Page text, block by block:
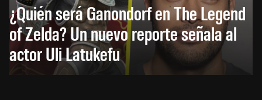
¿Quién será Ganondorf en The Legend
of Zelda? Un nuevo reporte señala al
actor Uli Latukefu